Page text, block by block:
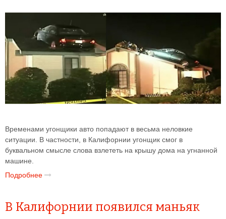
Временами угонщики авто попадают в весьма неловкие
ситуации. В частности, в Калифорнии угонщик смог в
буквальном смысле слова взлететь на крышу дома на угнанной
машине.
Подробнее
В Калифорнии появился маньяк